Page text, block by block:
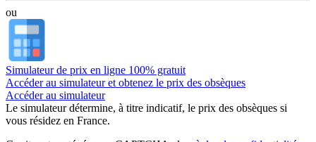
ou
Simulateur de prix en ligne 100% gratuit
Accéder au simulateur et obtenez le prix des obsèques
Accéder au simulateur
Le simulateurdétermine, à titre indicatif, le prix des obsèques si
vous résidez en France.